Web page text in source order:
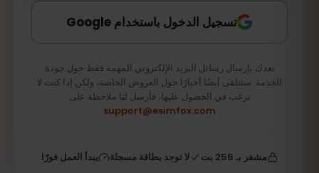
تسجيل الدخول باستخدام Google
نعدك بإرسال رسائل البريد الإلكتروني المهمة فقط حول جودة
الخدمة. ستتلقى أيضًا أخبارًا حول العروض الخاصة، ولكن إذا كنت لا
ترغب في الحصول عليها، فأرسل لنا ملاحظة على
support@esimfox.com
مشفر بـ 256 بت لا توجد بطاقة مسجلة يبدأ العمل فورًا